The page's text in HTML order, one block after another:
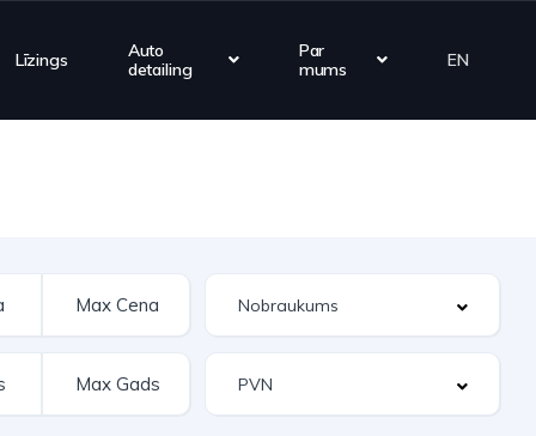
Līzings
Auto
detailing
Par
mums
EN